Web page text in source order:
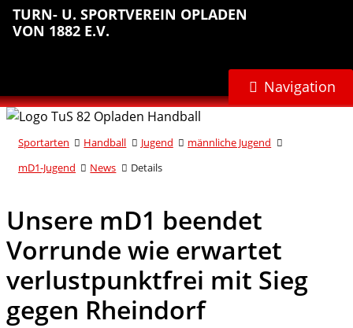
Sprungmarken
Inhalt
anspringen
Hauptnavigation
anspringen
Abteilungsnavigation
anspringen
Fußbereich
anspringen
TURN- U. SPORTVEREIN OPLADEN
VON 1882 E.V.
Navigation
Sportarten Handball Jugend
männliche Jugend
mD1-Jugend
News Details
Unsere mD1 beendet
Vorrunde wie erwartet
verlustpunktfrei mit Sieg
gegen Rheindorf